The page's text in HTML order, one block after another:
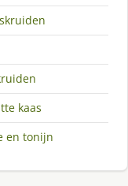
kaas
en tonijn